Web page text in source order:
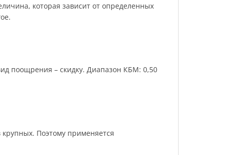
которая зависит от определенных
поощрения – скидку. Диапазон КБМ: 0,50
Поэтому применяется